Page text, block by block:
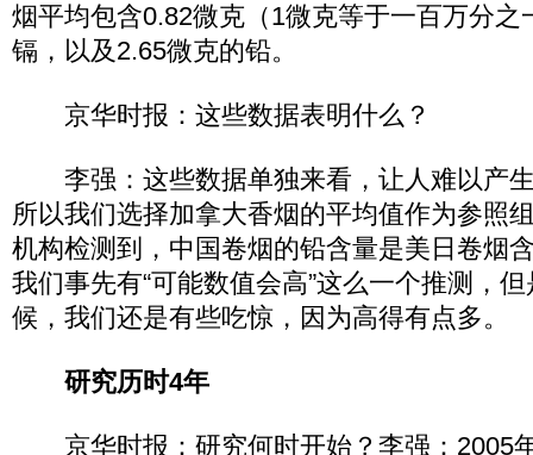
烟平均包含0.82微克（1微克等于一百万分之
镉，以及2.65微克的铅。
京华时报：这些数据表明什么？
李强：这些数据单独来看，让人难以产
所以我们选择加拿大香烟的平均值作为参照
机构检测到，中国卷烟的铅含量是美日卷烟
我们事先有“可能数值会高”这么一个推测，
候，我们还是有些吃惊，因为高得有点多。
研究历时4年
京华时报：研究何时开始？李强：2005